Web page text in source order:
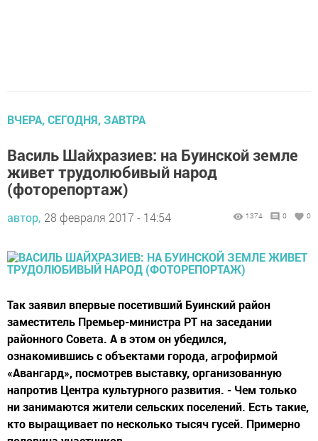
ВЧЕРА, СЕГОДНЯ, ЗАВТРА
Василь Шайхразиев: на Буинской земле
живет трудолюбивый народ
(фоторепортаж)
автор, 28 февраля 2017 - 14:54 1374 0 0
Так заявил впервые посетивший Буинский район
заместитель Премьер-министра РТ на заседании
районного Совета. А в этом он убедился,
ознакомившись с объектами города, агрофирмой
«Авангард», посмотрев выставку, организованную
напротив Центра культурного развития. - Чем только
ни занимаются жители сельских поселений. Есть такие,
кто выращивает по несколько тысяч гусей. Примерно